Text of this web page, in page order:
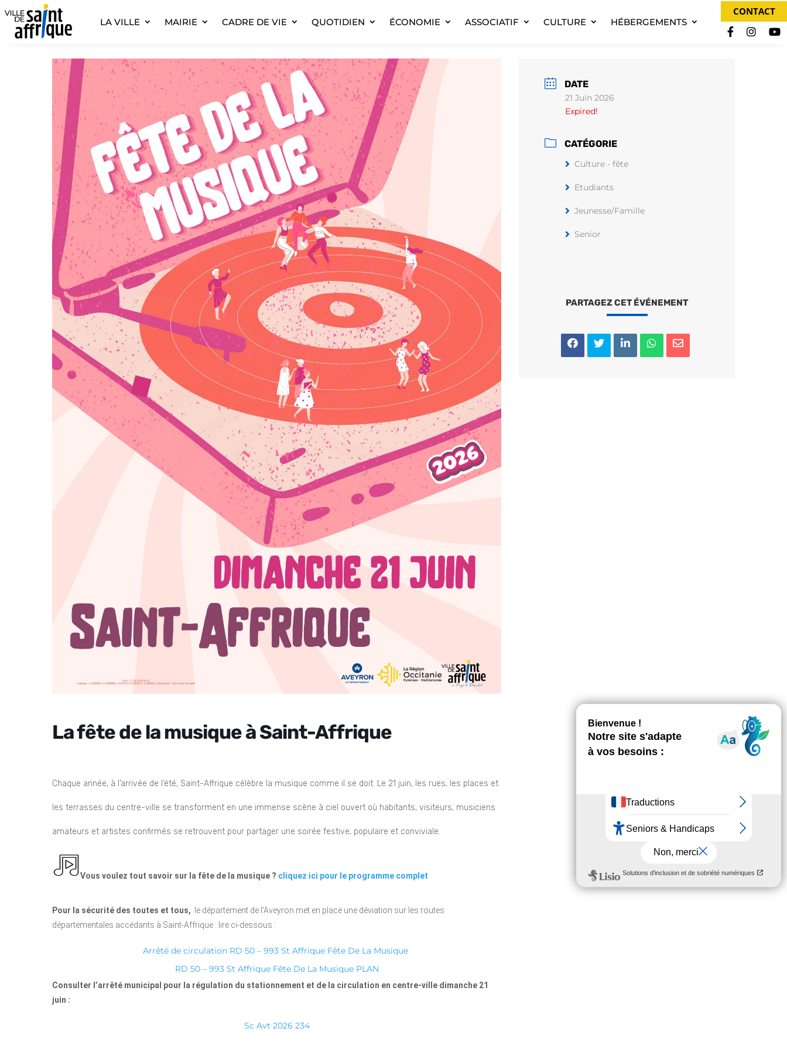
LA VILLE MAIRIE CADRE DE VIE QUOTIDIEN ÉCONOMIE ASSOCIATIF CULTURE HÉBERGEMENTS
CONTACT
La fête de la musique à Saint-Affrique
Chaque année, à l’arrivée de l’été, Saint-Affrique célèbre la musique comme il se doit. Le 21 juin, les rues, les places et
les terrasses du centre-ville se transforment en une immense scène à ciel ouvert où habitants, visiteurs, musiciens
amateurs et artistes confirmés se retrouvent pour partager une soirée festive, populaire et conviviale.
u
c
pl
Vous voulez tout savoir sur la fête de la musique ? cliquez ici pour le programme complet
Pour la sécurité des toutes et tous,
le département de l’Aveyron met en place une déviation sur les routes
départementales accédants à Saint-Affrique : lire ci-dessous :
Arrêté de circulation RD 50 – 993 St Affrique Fête De La Musique
RD 50 – 993 St Affrique Fête De La Musique PLAN
Consulter l’arrêté municipal pour la régulation du stationnement et de la circulation en centre-ville dimanche 21
juin :
Sc Avt 2026 234
DATE
21 Juin 2026
Expired!
CATÉGORIE
Culture - fête
Etudiants
Jeunesse/Famille
Senior
PARTAGEZ CET ÉVÉNEMENT